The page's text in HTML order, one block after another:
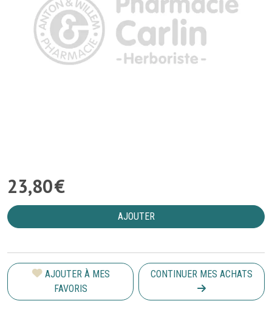
23,80€
AJOUTER
AJOUTER À MES
FAVORIS
CONTINUER MES ACHATS